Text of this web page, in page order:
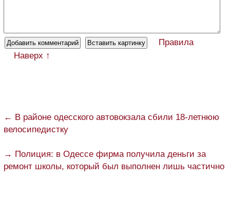
Правила
Наверх ↑
← В районе одесского автовокзала сбили 18-летнюю
велосипедистку
→ Полиция: в Одессе фирма получила деньги за
ремонт школы, который был выполнен лишь частично